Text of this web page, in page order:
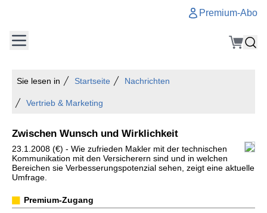
Premium-Abo
Sie lesen in Startseite Nachrichten
Vertrieb & Marketing
Zwischen Wunsch und Wirklichkeit
23.1.2008 (€) - Wie zufrieden Makler mit der technischen
Kommunikation mit den Versicherern sind und in welchen
Bereichen sie Verbesserungspotenzial sehen, zeigt eine aktuelle
Umfrage.
Premium-Zugang